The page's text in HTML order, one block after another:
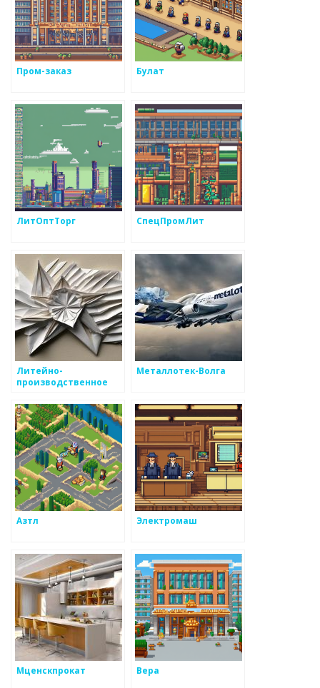
Пром-заказ Булат
ЛитОптТорг СпецПромЛит
Литейно-
производственное
Металлотек-Волга
Азтл Электромаш
Мценскпрокат Вера